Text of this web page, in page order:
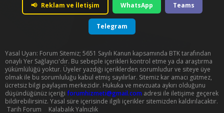
📢 Reklam ve İletişim WhatsApp Teams
Telegram
Yasal Uyarı: Forum Sitemiz; 5651 Sayılı Kanun kapsamında BTK tarafından
onaylı Yer Sağlayıcı'dır. Bu sebeple içerikleri kontrol etme ya da araştırma
yükümlülüğü yoktur. Üyeler yazdığı içeriklerden sorumludur ve siteye üye
olmak ile bu sorumluluğu kabul etmiş sayılırlar. Sitemiz kar amacı gütmez,
ücretsiz bilgi paylaşım merkezidir. Hukuka ve mevzuata aykırı olduğunu
düşündüğünüz içeriği forumhizmeti@gmail.com adresi ile iletişime geçerek
bildirebilirsiniz. Yasal süre içerisinde ilgili içerikler sitemizden kaldırılacaktır.
Tarih Forum
Kalabalık Yalnızlık